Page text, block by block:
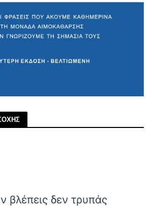
βλέπεις δεν τρυπάς